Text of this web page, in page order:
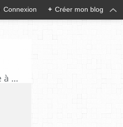
Connexion + Créer mon blog
L'association "Aux Marins" assure le rayonnement du Mémorial National des Marins Morts pour la France à Plougonvelin (29).